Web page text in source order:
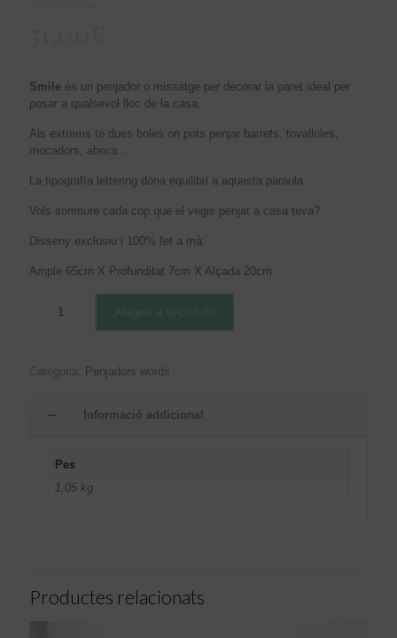
Smile és un penjador o missatge per decorar la paret ideal per
posar a qualsevol lloc de la casa.
Als extrems té dues boles on pots penjar barrets, tovalloles,
mocadors, abrics…
La tipografía lettering dóna equilibri a aquesta paraula.
Vols somriure cada cop que el vegis penjat a casa teva?
Disseny exclusiu i 100% fet a mà.
Ample 65cm X Profunditat 7cm X Alçada 20cm
Afegeix a la cistella
Categoria: Penjadors words
Informació addicional
Pes
1,05 kg
Productes relacionats